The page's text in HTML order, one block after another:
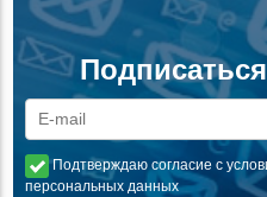
Подтверждаю согласие с
персональных данных